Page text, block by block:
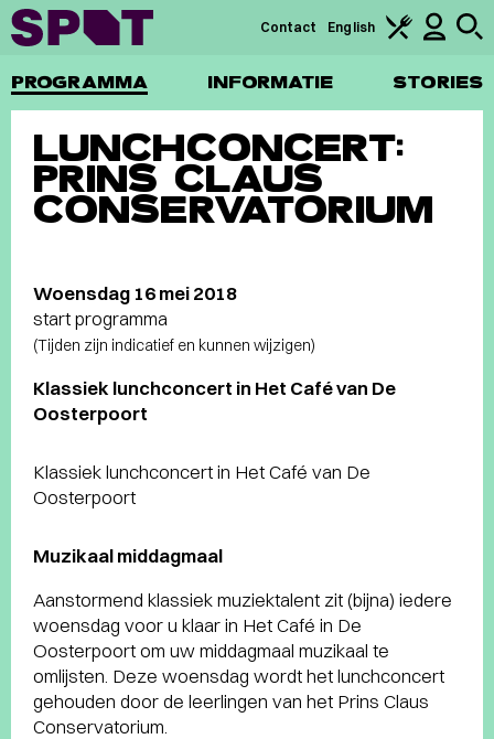
PROGRAMMA INFORMATIE STORIES
Contact English
LUNCHCONCERT:
PRINS CLAUS
CONSERVATORIUM
Woensdag 16 mei 2018
start programma
(Tijden zijn indicatief en kunnen wijzigen)
Klassiek lunchconcert in Het Café van De
Oosterpoort
Klassiek lunchconcert in Het Café van De
Oosterpoort
Muzikaal middagmaal
Aanstormend klassiek muziektalent zit (bijna) iedere
woensdag voor u klaar in Het Café in De
Oosterpoort om uw middagmaal muzikaal te
omlijsten. Deze woensdag wordt het lunchconcert
gehouden door de leerlingen van het Prins Claus
Conservatorium.